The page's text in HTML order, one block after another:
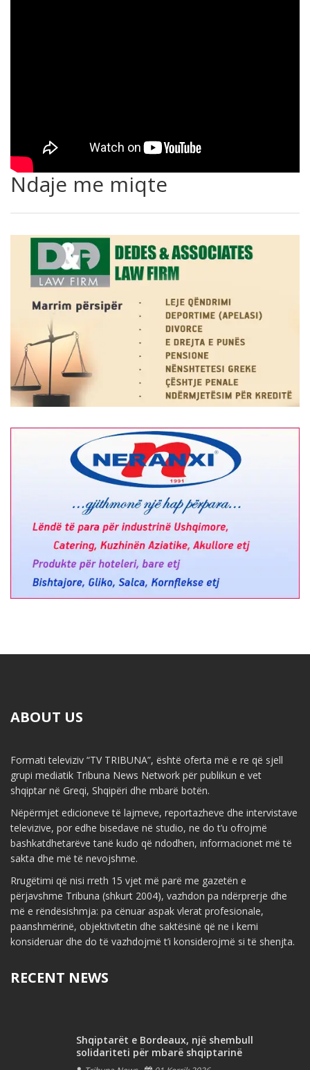
Ndaje me miqte
ABOUT US
Formati televiziv “TV TRIBUNA”, është oferta më e re që sjell
grupi mediatik Tribuna News Network për publikun e vet
shqiptar në Greqi, Shqipëri dhe mbarë botën.
Nëpërmjet edicioneve të lajmeve, reportazheve dhe intervistave
televizive, por edhe bisedave në studio, ne do t’u ofrojmë
bashkatdhetarëve tanë kudo që ndodhen, informacionet më të
sakta dhe më të nevojshme.
Rrugëtimi që nisi rreth 15 vjet më parë me gazetën e
përjavshme Tribuna (shkurt 2004), vazhdon pa ndërprerje dhe
më e rëndësishmja: pa cënuar aspak vlerat profesionale,
paanshmërinë, objektivitetin dhe saktësinë që ne i kemi
konsideruar dhe do të vazhdojmë t’i konsiderojmë si të shenjta.
RECENT NEWS
Shqiptarët e Bordeaux, një shembull
solidariteti për mbarë shqiptarinë